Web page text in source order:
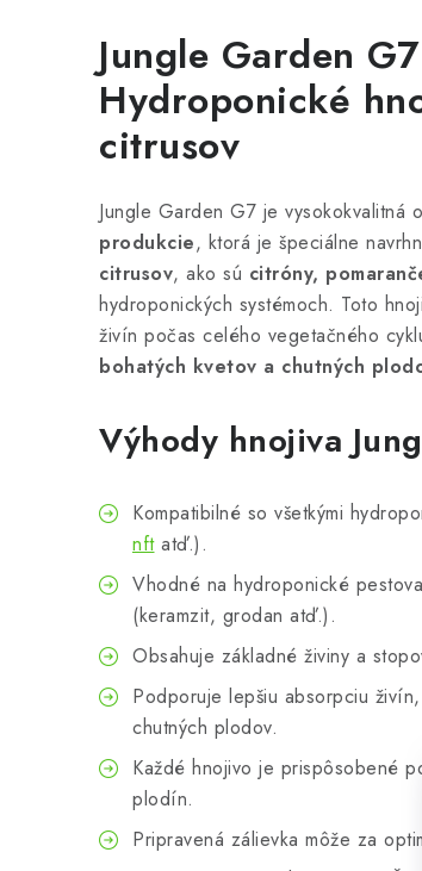
Jungle Garden
Hydroponické
citrusov
Jungle Garden G7 je vysokokvalitná
produkcie, ktorá je špeciálne
citrusov, ako sú citróny,
hydroponických systémoch. Toto
živín počas celého vegetačného
bohatých kvetov a chutných
Výhody hnojiva
Kompatibilné so všetkými
nftatď.).
Vhodné na hydroponické
(keramzit, grodan atď.).
Obsahuje základné živiny a
Podporuje lepšiu absorpciu
chutných plodov.
Každé hnojivo je prispôsobené
plodín.
Pripravená zálievka môže za